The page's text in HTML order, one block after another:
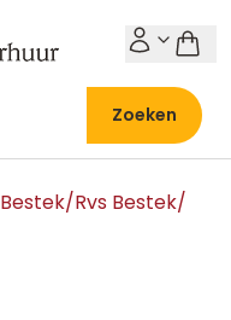
Zoeken
Bestek/Rvs Bestek/